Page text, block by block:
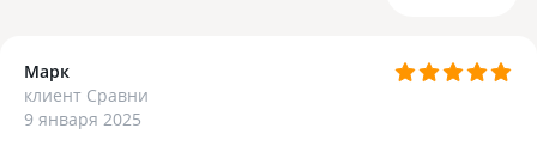
Марк
клиент Сравни
9 января 2025